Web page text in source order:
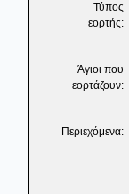
Τύπος
εορτής:
Άγιοι που
εορτάζουν:
Περιεχόμενα: